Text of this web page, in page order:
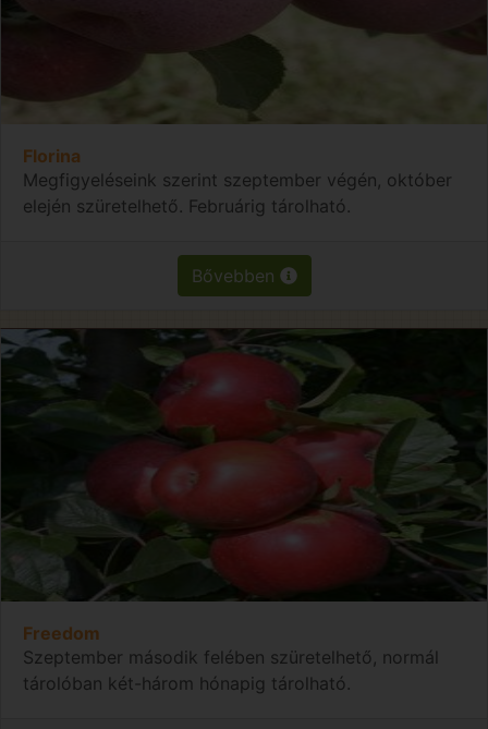
Florina
Megfigyeléseink szerint szeptember végén, október
elején szüretelhető. Februárig tárolható.
Bővebben
Freedom
Szeptember második felében szüretelhető, normál
tárolóban két-három hónapig tárolható.